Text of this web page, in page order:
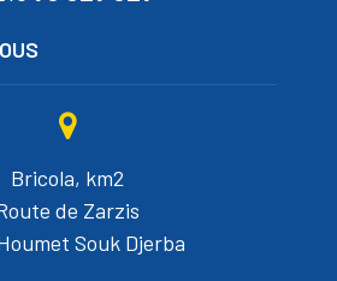
Bricola, km2
de Zarzis
Souk Djerba